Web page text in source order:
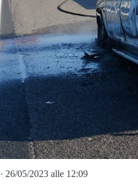
· 26/05/2023 alle 12:09